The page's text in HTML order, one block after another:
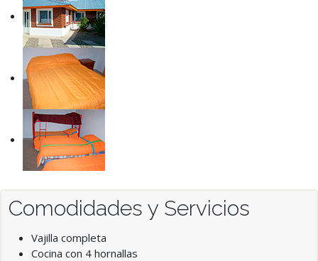
Comodidades y Servicios
Vajilla completa
Cocina con 4 hornallas